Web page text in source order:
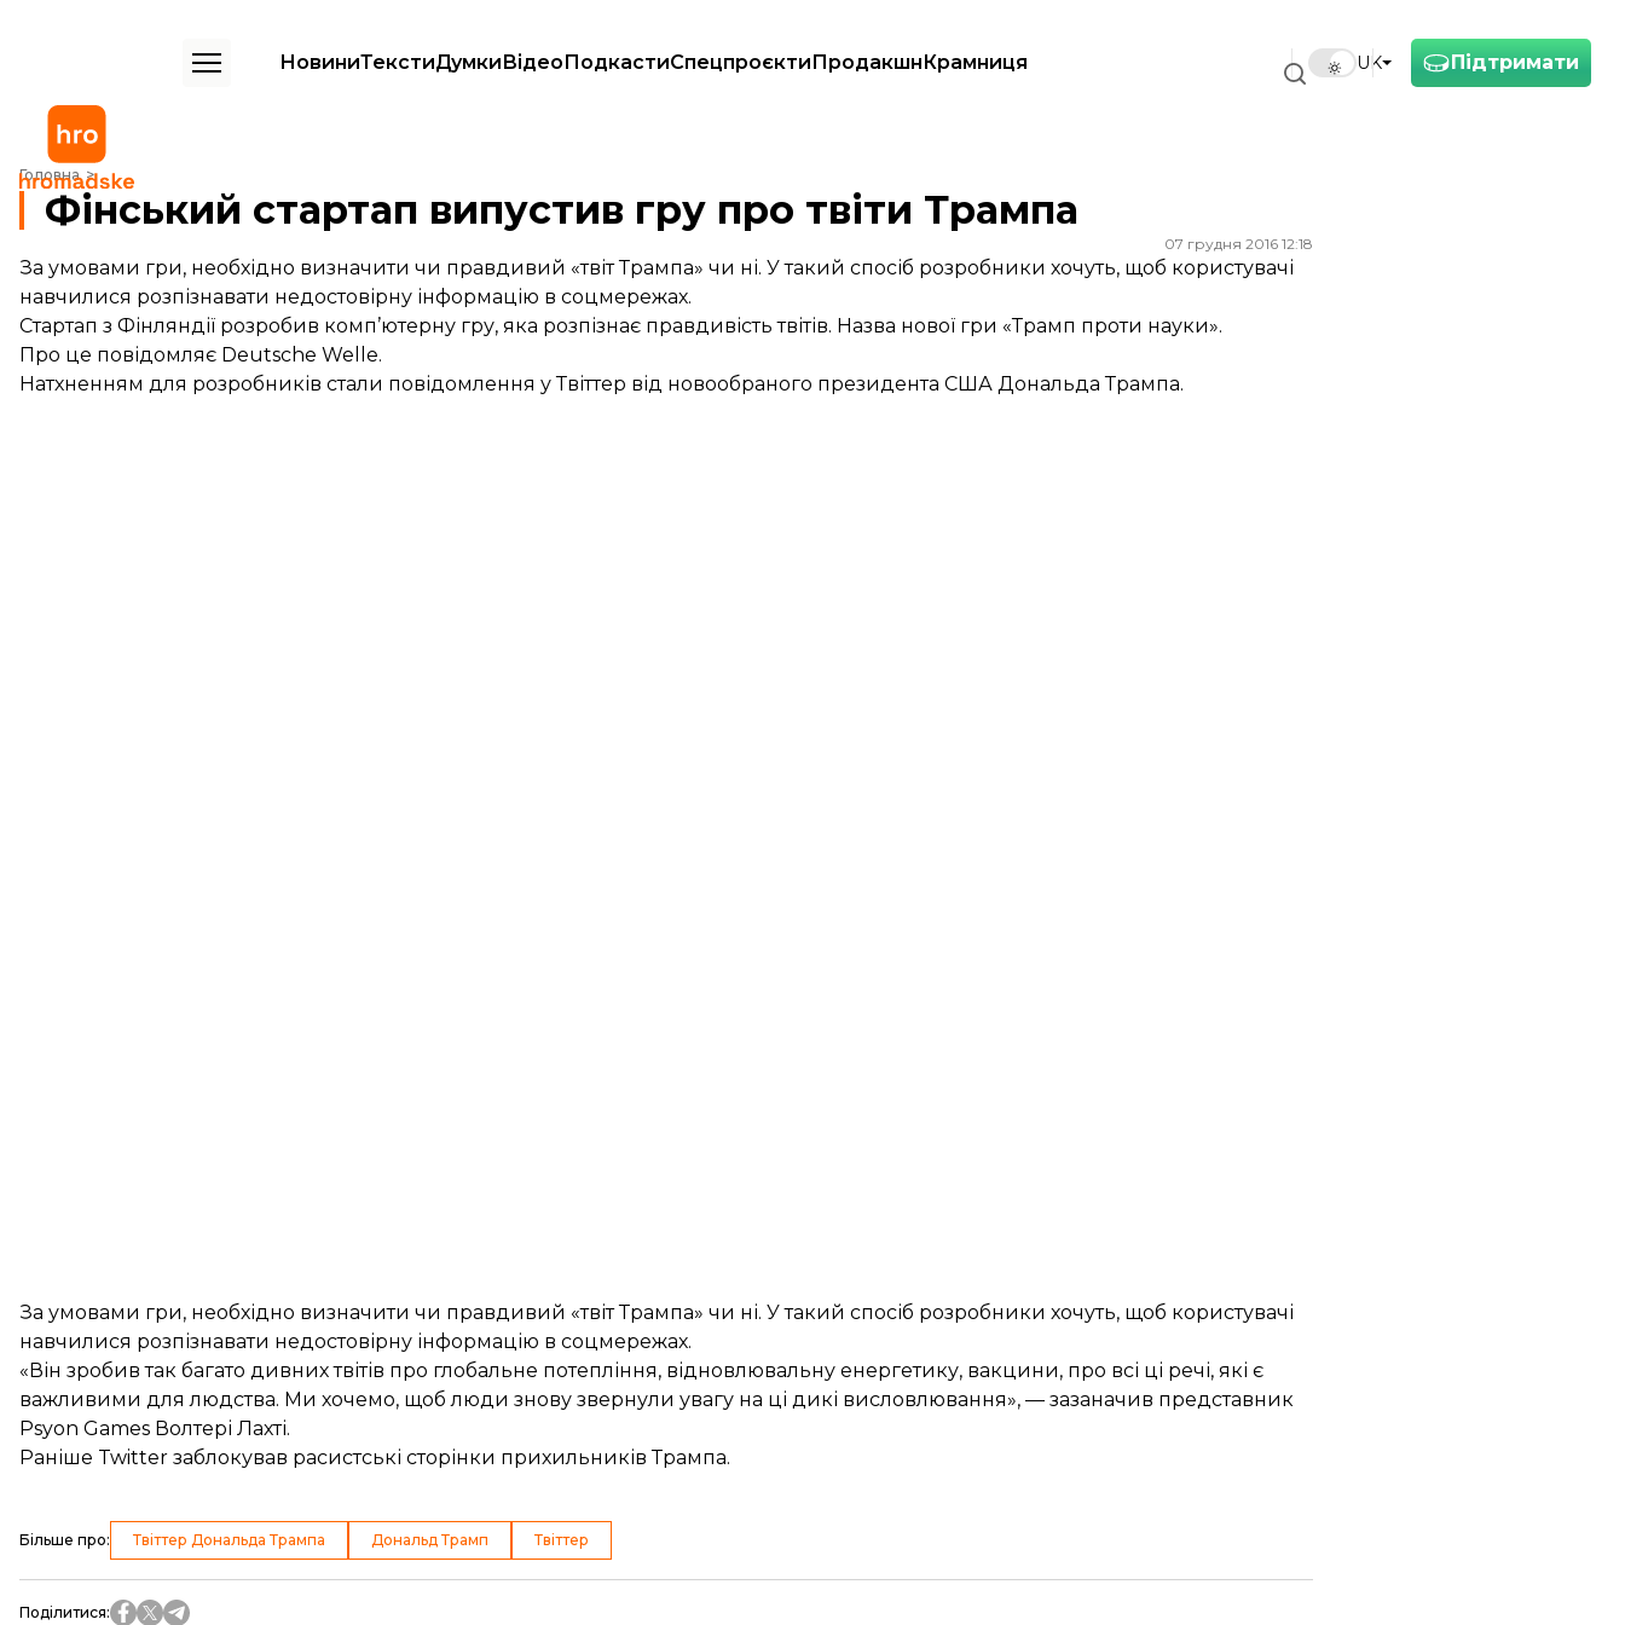
Підтримати
UK
НовиниТекстиДумкиВідеоПодкастиСпецпроєктиПродакшнКрамниця
Головна
Фінський стартап випустив гру про твіти Трампа
Фінський стартап випустив гру про твіти Трампа
07 грудня 2016 12:18
За умовами гри, необхідно визначити чи правдивий «твіт Трампа» чи ні. У такий спосіб розробники хочуть, щоб користувачі
навчилися розпізнавати недостовірну інформацію в соцмережах.
Стартап з Фінляндії розробив комп’ютерну гру, яка розпізнає правдивість твітів. Назва нової гри «Трамп проти науки».
Про це повідомляє Deutsche Welle.
Натхненням для розробників стали повідомлення у Твіттер від новообраного президента США Дональда Трампа.
За умовами гри, необхідно визначити чи правдивий «твіт Трампа» чи ні. У такий спосіб розробники хочуть, щоб користувачі
навчилися розпізнавати недостовірну інформацію в соцмережах.
«Він зробив так багато дивних твітів про глобальне потепління, відновлювальну енергетику, вакцини, про всі ці речі, які є
важливими для людства. Ми хочемо, щоб люди знову звернули увагу на ці дикі висловлювання», — зазаначив представник
Psyon Games Волтері Лахті.
Раніше Twitter заблокував расистські сторінки прихильників Трампа.
Більше про: Твіттер Дональда Трампа Дональд Трамп Твіттер
Поділитися: